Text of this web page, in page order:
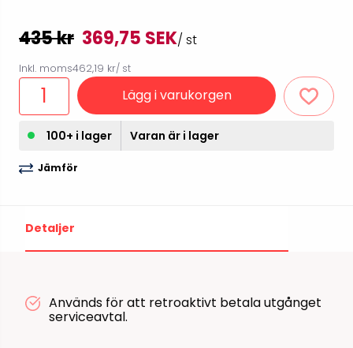
435 kr 369,75 SEK/ st
Inkl. moms462,19 kr/ st
Lägg i varukorgen
100+ i lager Varan är i lager
Jämför
Detaljer
Används för att retroaktivt betala utgånget
serviceavtal.